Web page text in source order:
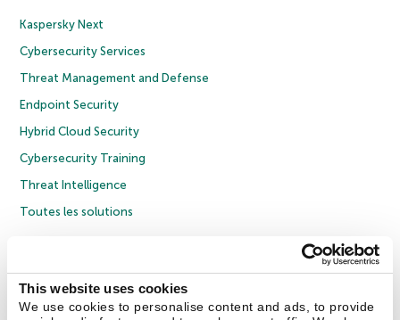
This website uses cookies
We use cookies to personalise content and ads, to provide
Kaspersky Next
Cybersecurity Services
Threat Management and Defense
Endpoint Security
Hybrid Cloud Security
Cybersecurity Training
Threat Intelligence
Toutes les solutions
Politique de confidentialité
Politique anticorruption
Contrat de licence grand public
Contrat de licence entreprises
Cookies